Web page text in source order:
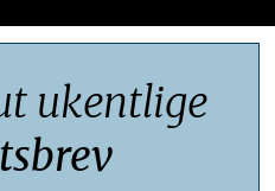
ukentlige